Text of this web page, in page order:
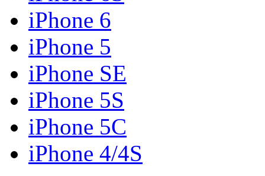
iPhone 6
iPhone 5
iPhone SE
iPhone 5S
iPhone 5C
iPhone 4/4S